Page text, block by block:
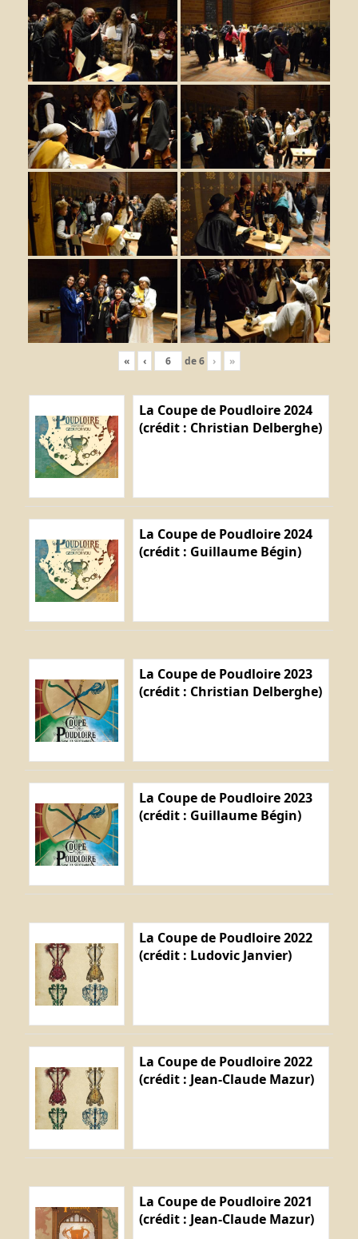
« ‹ de6 › »
La Coupe de Poudloire 2024
(crédit : Christian Delberghe)
La Coupe de Poudloire 2024
(crédit : Guillaume Bégin)
La Coupe de Poudloire 2023
(crédit : Christian Delberghe)
La Coupe de Poudloire 2023
(crédit : Guillaume Bégin)
La Coupe de Poudloire 2022
(crédit : Ludovic Janvier)
La Coupe de Poudloire 2022
(crédit : Jean-Claude Mazur)
La Coupe de Poudloire 2021
(crédit : Jean-Claude Mazur)